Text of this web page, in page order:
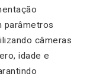
parâmetros
câmeras
idade e